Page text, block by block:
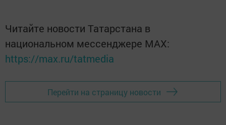
Читайте новости Татарстана в
национальном мессенджере MАХ:
https://max.ru/tatmedia
Перейти на страницу новости